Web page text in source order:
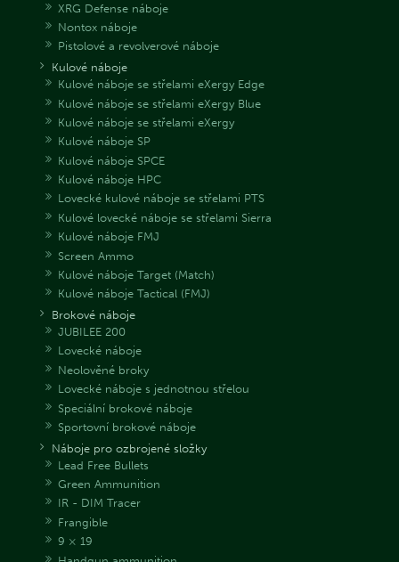
XRG Defense náboje
Nontox náboje
Pistolové a revolverové náboje
Kulové náboje
Kulové náboje se střelami eXergy Edge
Kulové náboje se střelami eXergy Blue
Kulové náboje se střelami eXergy
Kulové náboje SP
Kulové náboje SPCE
Kulové náboje HPC
Lovecké kulové náboje se střelami PTS
Kulové lovecké náboje se střelami Sierra
Kulové náboje FMJ
Screen Ammo
Kulové náboje Target (Match)
Kulové náboje Tactical (FMJ)
Brokové náboje
JUBILEE 200
Lovecké náboje
Neolověné broky
Lovecké náboje s jednotnou střelou
Speciální brokové náboje
Sportovní brokové náboje
Náboje pro ozbrojené složky
Lead Free Bullets
Green Ammunition
IR - DIM Tracer
Frangible
9 × 19